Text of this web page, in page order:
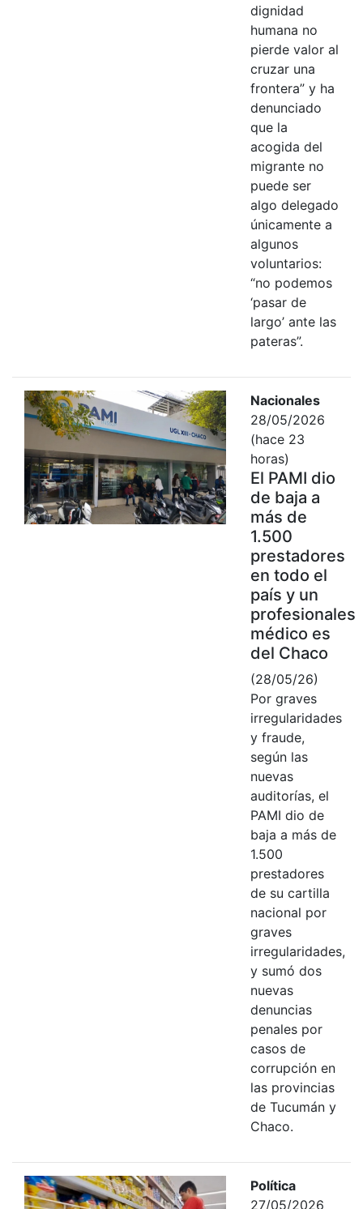
dignidad
humana no
pierde valor al
cruzar una
frontera” y ha
denunciado
que la
acogida del
migrante no
puede ser
algo delegado
únicamente a
algunos
voluntarios:
“no podemos
‘pasar de
largo’ ante las
pateras”.
Nacionales
28/05/2026
(hace 23
horas)
El PAMI dio
de baja a
más de
1.500
prestadores
en todo el
país y un
profesionales
médico es
del Chaco
(28/05/26)
Por graves
irregularidades
y fraude,
según las
nuevas
auditorías, el
PAMI dio de
baja a más de
1.500
prestadores
de su cartilla
nacional por
graves
irregularidades,
y sumó dos
nuevas
denuncias
penales por
casos de
corrupción en
las provincias
de Tucumán y
Chaco.
Política
27/05/2026